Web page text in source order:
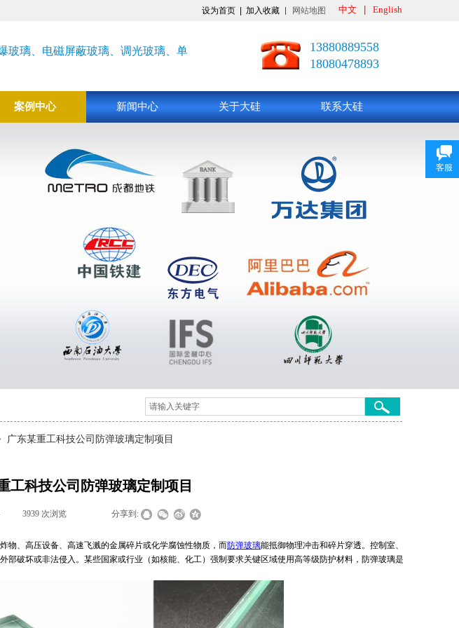
设为首页 加入收藏 中文 English
网站地图
13880889558
18080478893
玻璃、电磁屏蔽玻璃、 调光玻璃、单
案例中心 新闻中心 关于大硅 联系大硅
广东某重工科技公司防弹玻璃定制项目
工科技公司防弹玻璃定制项目
3939 次浏览 分享到:
物、高压设备、高速飞溅的金属碎片或化学腐蚀性物质，而防弹玻璃能抵御物理冲击和碎片穿透。控制室、
部破坏或非法侵入。某些国家或行业（如核能、化工）强制要求关键区域使用高等级防护材料，防弹玻璃是
客服